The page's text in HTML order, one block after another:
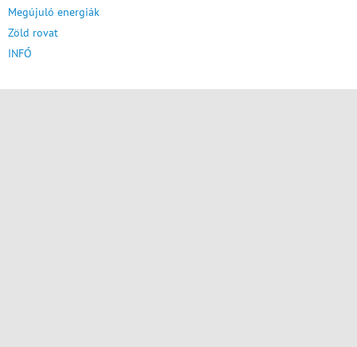
Megújuló energiák
Zöld rovat
INFÓ